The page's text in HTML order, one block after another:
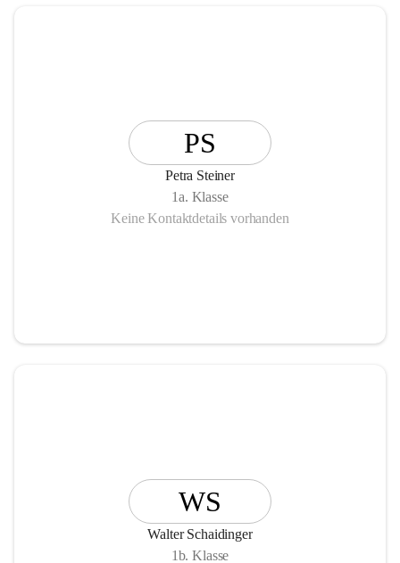
PS
Petra Steiner
1a. Klasse
Keine Kontaktdetails vorhanden
WS
Walter Schaidinger
1b. Klasse